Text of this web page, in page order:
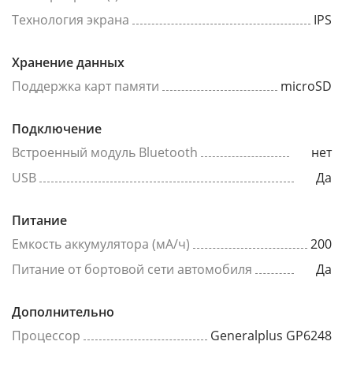
Технология экрана
IPS
Хранение данных
Поддержка карт памяти
microSD
Подключение
Встроенный модуль Bluetooth
нет
USB
Да
Питание
Емкость аккумулятора (мА/ч)
200
Питание от бортовой сети автомобиля
Да
Дополнительно
Процессор
Generalplus GP6248